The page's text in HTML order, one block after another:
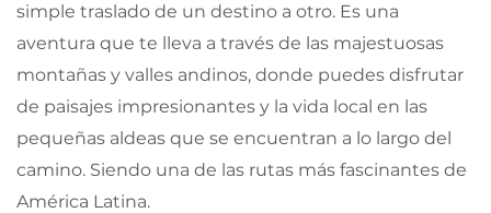
simple traslado de un destino a otro. Es una
aventura que te lleva a través de las majestuosas
montañas y valles andinos, donde puedes disfrutar
de paisajes impresionantes y la vida local en las
pequeñas aldeas que se encuentran a lo largo del
camino. Siendo una de las rutas más fascinantes de
América Latina.